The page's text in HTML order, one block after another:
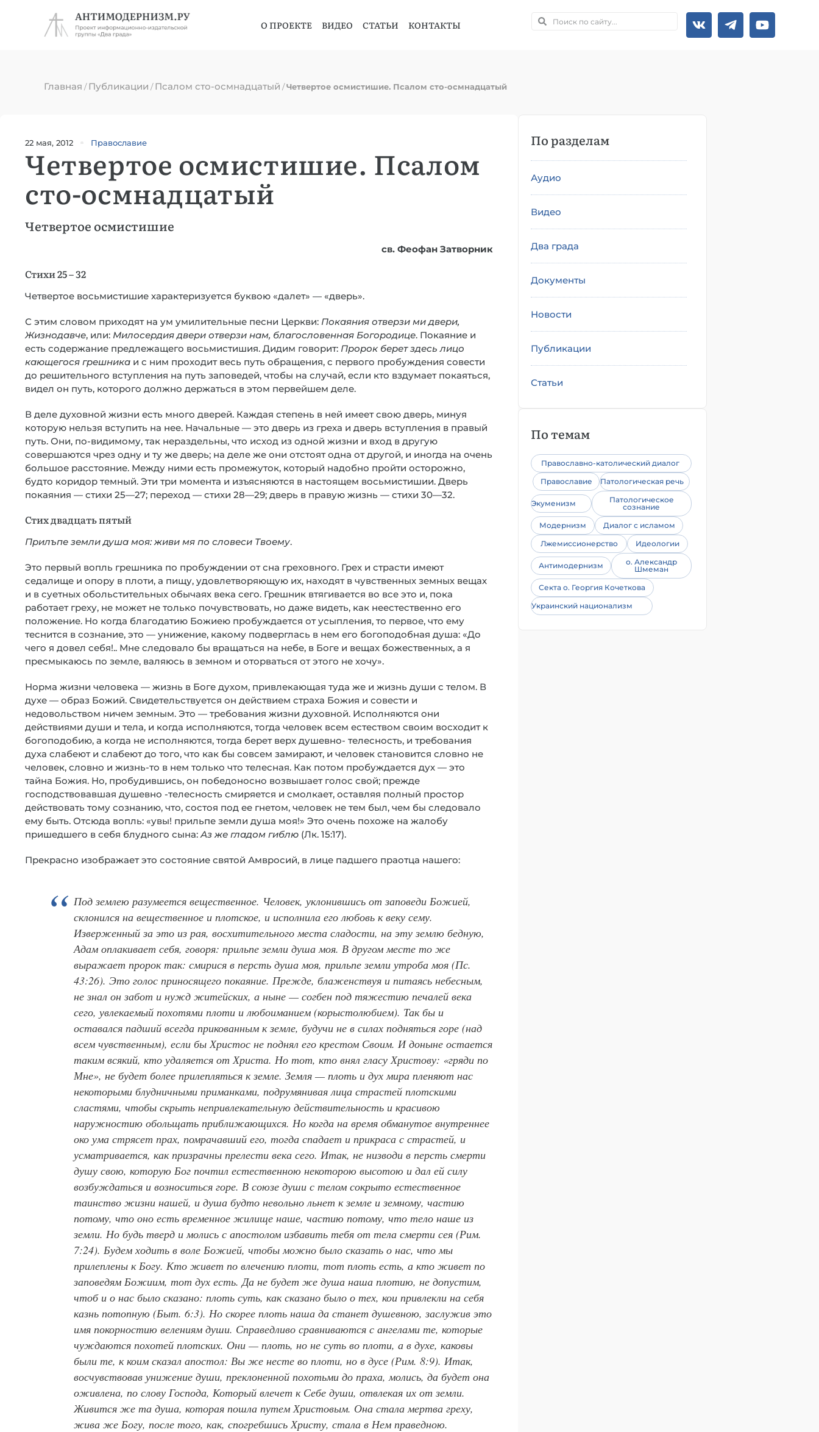
О ПРОЕКТЕ ВИДЕО СТАТЬИ КОНТАКТЫ
Главная /Публикации /Псалом сто-осмнадцатый /Четвертое осмистишие. Псалом сто-осмнадцатый
22 мая, 2012 Православие
Четвертое осмистишие. Псалом
сто-осмнадцатый
Четвертое осмистишие
св. Феофан Затворник
Стихи 25 – 32
Четвертое восьмистишие характеризуется буквою «далет» — «дверь».
С этим словом приходят на ум умилительные песни Церкви: Покаяния отверзи ми двери,
Жизнодавче, или: Милосердия двери отверзи нам, благословенная Богородице. Покаяние и
есть содержание предлежащего восьмистишия. Дидим говорит: Пророк берет здесь лицо
кающегося грешника и с ним проходит весь путь обращения, с первого пробуждения совести
до решительного вступления на путь заповедей, чтобы на случай, если кто вздумает покаяться,
видел он путь, которого должно держаться в этом первейшем деле.
В деле духовной жизни есть много дверей. Каждая степень в ней имеет свою дверь, минуя
которую нельзя вступить на нее. Начальные — это дверь из греха и дверь вступления в правый
путь. Они, по-видимому, так нераздельны, что исход из одной жизни и вход в другую
совершаются чрез одну и ту же дверь; на деле же они отстоят одна от другой, и иногда на очень
большое расстояние. Между ними есть промежуток, который надобно пройти осторожно,
будто коридор темный. Эти три момента и изъясняются в настоящем восьмистишии. Дверь
покаяния — стихи 25—27; переход — стихи 28—29; дверь в правую жизнь — стихи 30—32.
Стих двадцать пятый
Прилъпе земли душа моя: живи мя по словеси Твоему.
Это первый вопль грешника по пробуждении от сна греховного. Грех и страсти имеют
седалище и опору в плоти, а пищу, удовлетворяющую их, находят в чувственных земных вещах
и в суетных обольстительных обычаях века сего. Грешник втягивается во все это и, пока
работает греху, не может не только почувствовать, но даже видеть, как неестественно его
положение. Но когда благодатию Божиею пробуждается от усыпления, то первое, что ему
теснится в сознание, это — унижение, какому подверглась в нем его богоподобная душа: «До
чего я довел себя!.. Мне следовало бы вращаться на небе, в Боге и вещах божественных, а я
пресмыкаюсь по земле, валяюсь в земном и оторваться от этого не хочу».
Норма жизни человека — жизнь в Боге духом, привлекающая туда же и жизнь души с телом. В
духе — образ Божий. Свидетельствуется он действием страха Божия и совести и
недовольством ничем земным. Это — требования жизни духовной. Исполняются они
действиями души и тела, и когда исполняются, тогда человек всем естеством своим восходит к
богоподобию, а когда не исполняются, тогда берет верх душевно- телесность, и требования
духа слабеют и слабеют до того, что как бы совсем замирают, и человек становится словно не
человек, словно и жизнь-то в нем только что телесная. Как потом пробуждается дух — это
тайна Божия. Но, пробудившись, он победоносно возвышает голос свой; прежде
господствовавшая душевно -телесность смиряется и смолкает, оставляя полный простор
действовать тому сознанию, что, состоя под ее гнетом, человек не тем был, чем бы следовало
ему быть. Отсюда вопль: «увы! прильпе земли душа моя!» Это очень похоже на жалобу
пришедшего в себя блудного сына:Аз же гладом гиблю (Лк. 15:17).
Прекрасно изображает это состояние святой Амвросий, в лице падшего праотца нашего:
Под землею разумеется вещественное. Человек, уклонившись от заповеди Божией,
склонился на вещественное и плотское, и исполнила его любовь к веку сему.
Изверженный за это из рая, восхитительного места сладости, на эту землю бедную,
Адам оплакивает себя, говоря: прильпе земли душа моя. В другом месте то же
выражает пророк так: смирися в персть душа моя, прильпе земли утроба моя (Пс.
43:26). Это голос приносящего покаяние. Прежде, блаженствуя и питаясь небесным,
не знал он забот и нужд житейских, а ныне — согбен под тяжестию печалей века
сего, увлекаемый похотями плоти и любоиманием (корыстолюбием). Так бы и
оставался падший всегда прикованным к земле, будучи не в силах подняться горе (над
всем чувственным), если бы Христос не поднял его крестом Своим. И доныне остается
таким всякий, кто удаляется от Христа. Но тот, кто внял гласу Христову: «гряди по
Мне», не будет более прилепляться к земле. Земля — плоть и дух мира пленяют нас
некоторыми блудничными приманками, подрумянивая лица страстей плотскими
сластями, чтобы скрыть непривлекательную действительность и красивою
наружностию обольщать приближающихся. Но когда на время обманутое внутреннее
око ума стрясет прах, помрачавший его, тогда спадает и прикраса с страстей, и
усматривается, как призрачны прелести века сего. Итак, не низводи в персть смерти
душу свою, которую Бог почтил естественною некоторою высотою и дал ей силу
возбуждаться и возноситься горе. В союзе души с телом сокрыто естественное
таинство жизни нашей, и душа будто невольно льнет к земле и земному, частию
потому, что оно есть временное жилище наше, частию потому, что тело наше из
земли. Но будь тверд и молись с апостолом избавить тебя от тела смерти сея (Рим.
7:24). Будем ходить в воле Божией, чтобы можно было сказать о нас, что мы
прилеплены к Богу. Кто живет по влечению плоти, тот плоть есть, а кто живет по
заповедям Божиим, тот дух есть. Да не будет же душа наша плотию, не допустим,
чтоб и о нас было сказано: плоть суть, как сказано было о тех, кои привлекли на себя
казнь потопную (Быт. 6:3). Но скорее плоть наша да станет душевною, заслужив это
имя покорностию велениям души. Справедливо сравниваются с ангелами те, которые
чуждаются похотей плотских. Они — плоть, но не суть во плоти, а в духе, каковы
были те, к коим сказал апостол: Вы же несте во плоти, но в дусе (Рим. 8:9). Итак,
восчувствовав унижение души, преклоненной похотьми до праха, молись, да будет она
оживлена, по слову Господа, Который влечет к Себе души, отвлекая их от земли.
Живится же та душа, которая пошла путем Христовым. Она стала мертва греху,
жива же Богу, после того, как, спогребшись Христу, стала в Нем праведною.
По разделам
Аудио
Видео
Два града
Документы
Новости
Публикации
Статьи
По темам
Православно-католический диалог
Православие
Патологическая речь
Экуменизм
Патологическое
сознание
Модернизм
Диалог с исламом
Лжемиссионерство
Идеологии
Антимодернизм
о. Александр
Шмеман
Секта о. Георгия Кочеткова
Украинский национализм